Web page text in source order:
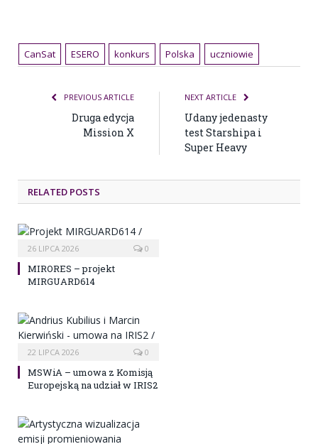
CanSat ESERO konkurs Polska uczniowie
PREVIOUS ARTICLE
Druga edycja
Mission X
NEXT ARTICLE
Udany jedenasty
test Starshipa i
Super Heavy
RELATED POSTS
26 LIPCA 2026 0
MIRORES – projekt
MIRGUARD614
22 LIPCA 2026 0
MSWiA – umowa z Komisją
Europejską na udział w IRIS2